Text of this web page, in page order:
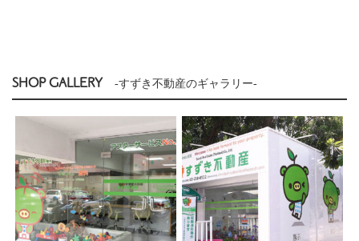
SHOP GALLERY -すずき不動産のギャラリー-